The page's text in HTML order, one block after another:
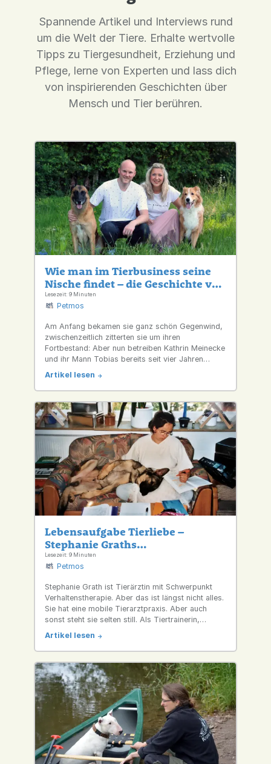
Spannende Artikel und Interviews rund
um die Welt der Tiere. Erhalte wertvolle
Tipps zu Tiergesundheit, Erziehung und
Pflege, lerne von Experten und lass dich
von inspirierenden Geschichten über
Mensch und Tier berühren.
Wie man im Tierbusiness seine
Nische findet – die Geschichte von
BARFaway
Lesezeit: 9 Minuten
Petmos
Am Anfang bekamen sie ganz schön Gegenwind,
zwischenzeitlich zitterten sie um ihren
Fortbestand: Aber nun betreiben Kathrin Meinecke
und ihr Mann Tobias bereits seit vier Jahren
erfolgreich einen Onlineshop für
gefriergetrocknetes Hunde- und Katzenfutter. Wie
fanden sie diese Nische? Und welche Tipps
haben sie für Gründerinnen und Gründer?
Artikel lesen ->
Lebensaufgabe Tierliebe –
Stephanie Graths
außergewöhnlicher Weg
Lesezeit: 9 Minuten
Petmos
Stephanie Grath ist Tierärztin mit Schwerpunkt
Verhaltenstherapie. Aber das ist längst nicht alles.
Sie hat eine mobile Tierarztpraxis. Aber auch
sonst steht sie selten still. Als Tiertrainerin,
Macherin und Abenteuerin bewegt sich in
verschiedenen Welten. Ein Porträt.
Artikel lesen ->